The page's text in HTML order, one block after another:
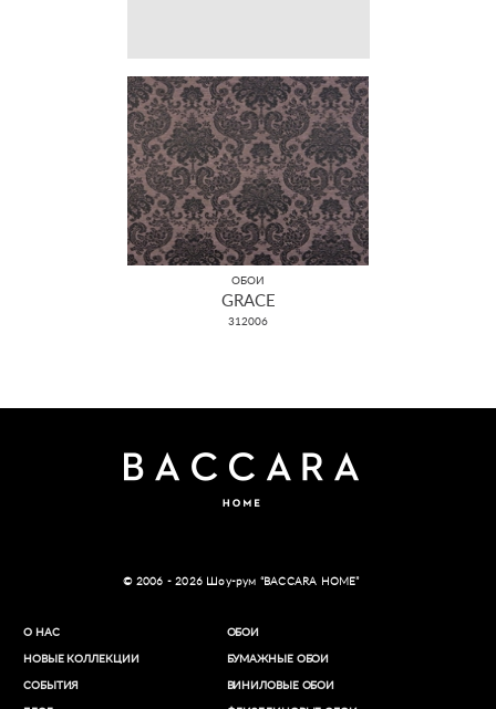
ОБОИ
GRACE
312006
© 2006 - 2026 Шоу-рум “BACCARA HOME”
О НАС
НОВЫЕ КОЛЛЕКЦИИ
СОБЫТИЯ
ОБОИ
БУМАЖНЫЕ ОБОИ
ВИНИЛОВЫЕ ОБОИ​